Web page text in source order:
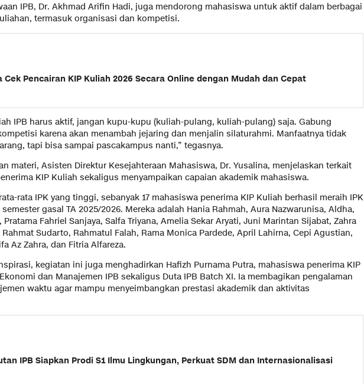
IPB, Dr. Akhmad Arifin Hadi, juga mendorong mahasiswa untuk aktif dalam berbagai
termasuk organisasi dan kompetisi.
Cek Pencairan KIP Kuliah 2026 Secara Online dengan Mudah dan Cepat
IPB harus aktif, jangan kupu-kupu (kuliah-pulang, kuliah-pulang) saja. Gabung
karena akan menambah jejaring dan menjalin silaturahmi. Manfaatnya tidak
tapi bisa sampai pascakampus nanti,” tegasnya.
materi, Asisten Direktur Kesejahteraan Mahasiswa, Dr. Yusalina, menjelaskan terkait
KIP Kuliah sekaligus menyampaikan capaian akademik mahasiswa.
rata IPK yang tinggi, sebanyak 17 mahasiswa penerima KIP Kuliah berhasil meraih IPK
gasal TA 2025/2026. Mereka adalah Hania Rahmah, Aura Nazwarunisa, Aldha,
Fahriel Sanjaya, Salfa Triyana, Amelia Sekar Aryati, Juni Marintan Sijabat, Zahra
Sudarto, Rahmatul Falah, Rama Monica Pardede, April Lahirna, Cepi Agustian,
Az Zahra, dan Fitria Alfareza.
kegiatan ini juga menghadirkan Hafizh Purnama Putra, mahasiswa penerima KIP
dan Manajemen IPB sekaligus Duta IPB Batch XI. Ia membagikan pengalaman
waktu agar mampu menyeimbangkan prestasi akademik dan aktivitas
IPB Siapkan Prodi S1 Ilmu Lingkungan, Perkuat SDM dan Internasionalisasi